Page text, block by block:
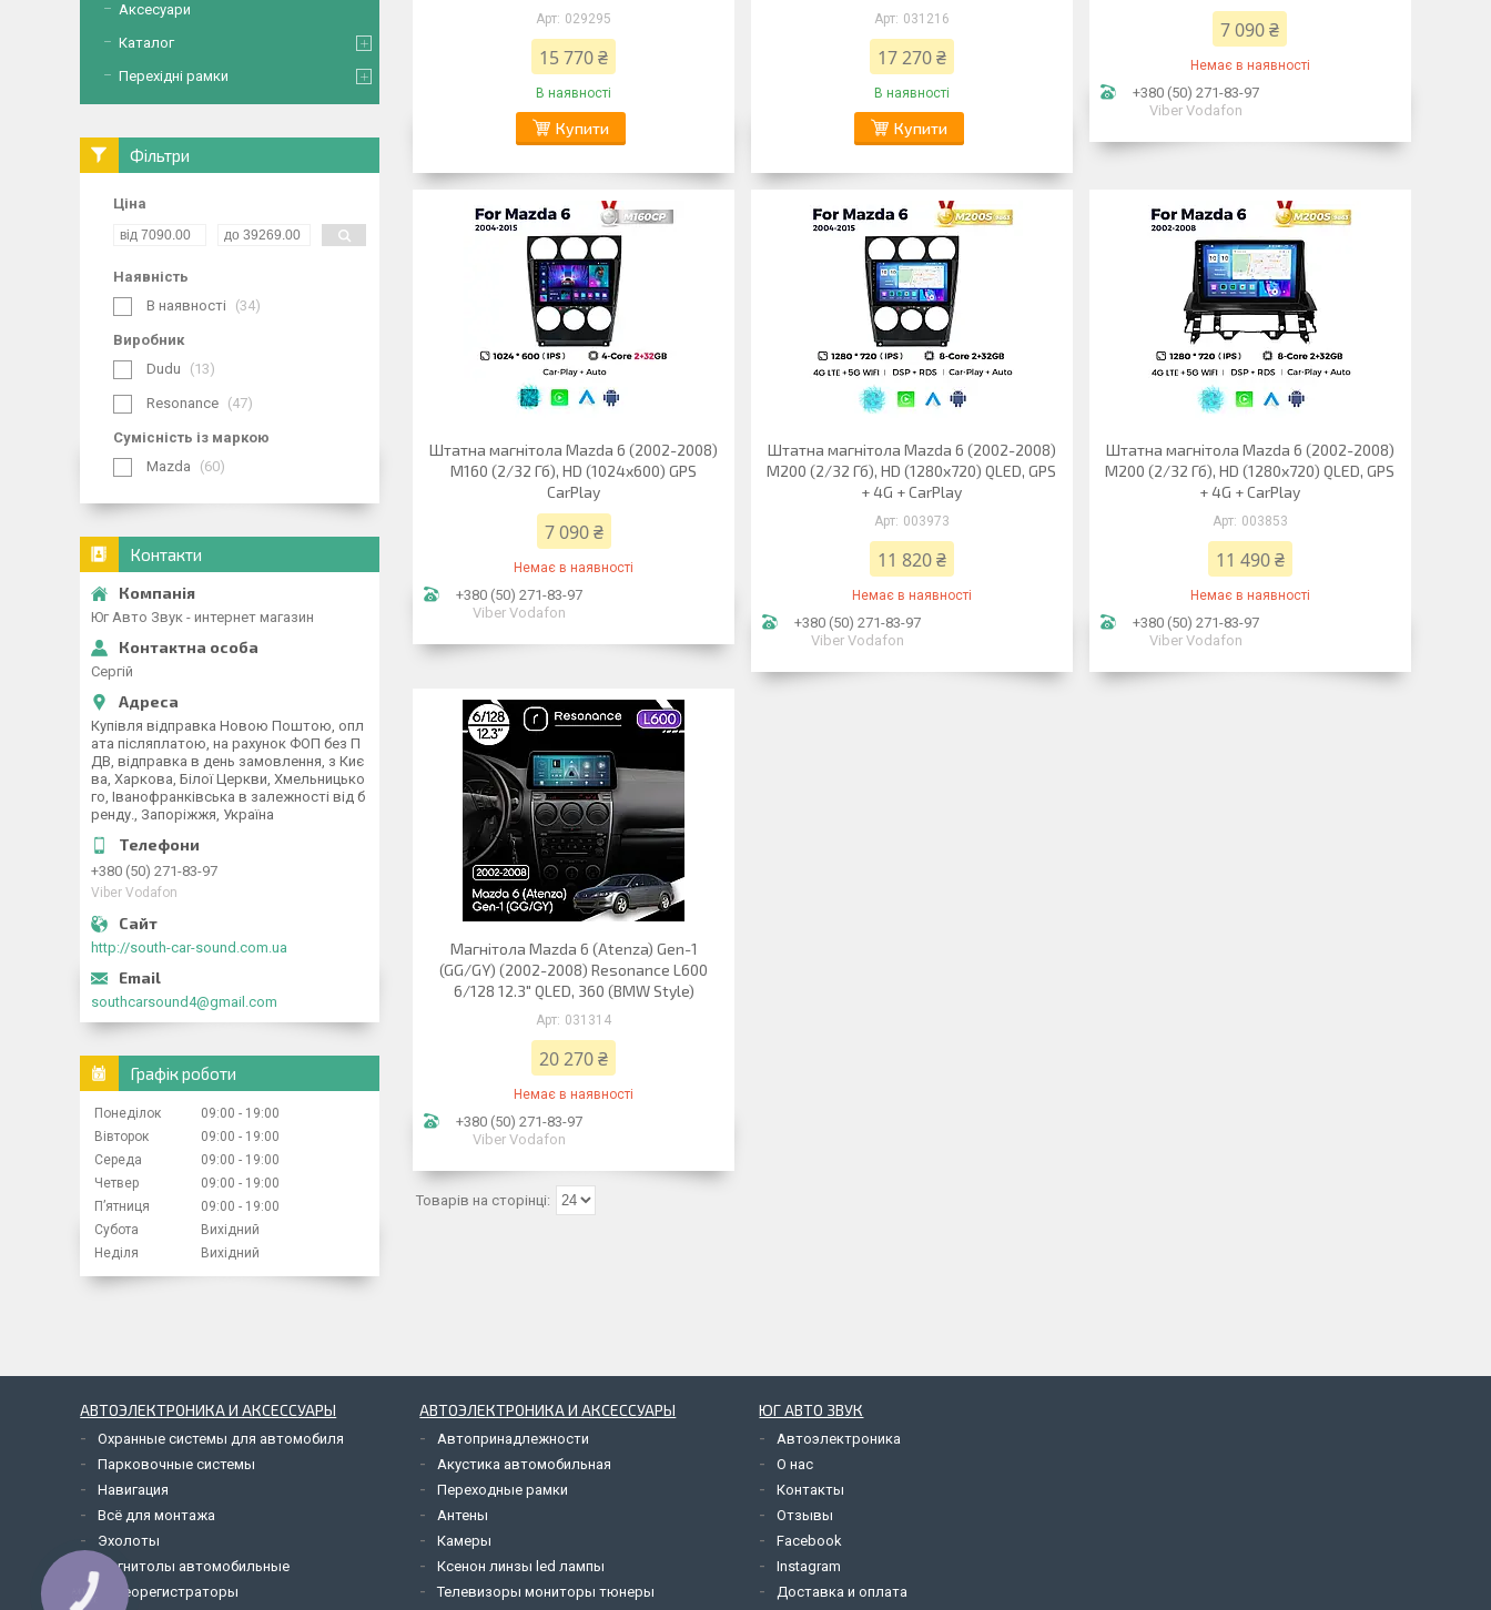
029295
15 770 ₴
В наявності
Купити
031216
17 270 ₴
В наявності
Купити
7 090 ₴
Немає в наявності
+380 (50) 271-83-97
Viber Vodafon
Штатна магнітола Mazda 6 (2002-2008)
M160 (2/32 Гб), HD (1024x600) GPS
CarPlay
7 090 ₴
Немає в наявності
+380 (50) 271-83-97
Viber Vodafon
Штатна магнітола Mazda 6 (2002-2008)
M200 (2/32 Гб), HD (1280x720) QLED, GPS
+ 4G + CarPlay
003973
11 820 ₴
Немає в наявності
+380 (50) 271-83-97
Viber Vodafon
Штатна магнітола Mazda 6 (2002-2008)
M200 (2/32 Гб), HD (1280x720) QLED, GPS
+ 4G + CarPlay
003853
11 490 ₴
Немає в наявності
+380 (50) 271-83-97
Viber Vodafon
Магнітола Mazda 6 (Atenza) Gen-1
(GG/GY) (2002-2008) Resonance L600
6/128 12.3" QLED, 360 (BMW Style)
031314
20 270 ₴
Немає в наявності
+380 (50) 271-83-97
Viber Vodafon
Аксесуари
Каталог
Перехідні рамки
Фільтри
Ціна
Наявність
В наявності
34
Виробник
Dudu
13
Resonance 47
Сумісність із маркою
Mazda
60
Контакти
Юг Авто Звук - интернет магазин
Сергій
Купівля відправка Новою Поштою, опл
ата післяплатою, на рахунок ФОП без П
ДВ, відправка в день замовлення, з Киє
ва, Харкова, Білої Церкви, Хмельницько
го, Іванофранківська в залежності від б
ренду., Запоріжжя, Україна
+380 (50) 271-83-97
Viber Vodafon
http://south-car-sound.com.ua
southcarsound4@gmail.com
Графік роботи
Понеділок 09:00
19:00
Вівторок
09:00
19:00
Середа
09:00
19:00
Четвер
09:00
19:00
Пʼятниця
09:00
19:00
Субота
Вихідний
Неділя
Вихідний
АВТОЭЛЕКТРОНИКА И АКСЕССУАРЫ
Охранные системы для автомобиля
Парковочные системы
Навигация
Всё для монтажа
Эхолоты
Магнитолы автомобильные
Видеорегистраторы
АВТОЭЛЕКТРОНИКА И АКСЕССУАРЫ
Автопринадлежности
Акустика автомобильная
Переходные рамки
Антены
Камеры
Ксенон линзы led лампы
Телевизоры мониторы тюнеры
ЮГ АВТО ЗВУК
Автоэлектроника
О нас
Контакты
Отзывы
Facebook
Instagram
Доставка и оплата